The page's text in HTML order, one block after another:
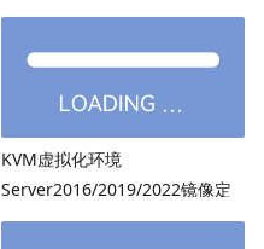
PowerShell7.6.3等高版本
KVM虚拟化环境
Server2016/2019/2022镜像定
制：用DISM离线注入virtio驱动